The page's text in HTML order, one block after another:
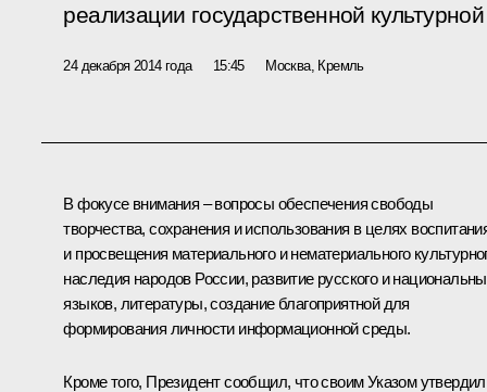
реализации государственной
24 декабря 2014 года 15:45 Москва, Кремль
В фокусе внимания – вопросы обеспечения свободы
творчества, сохранения и использования в целях
и просвещения материального и нематериального
наследия народов России, развитие русского и
языков, литературы, создание благоприятной для
формирования личности информационной среды.
Кроме того, Президент сообщил, что своим Указом утвердил